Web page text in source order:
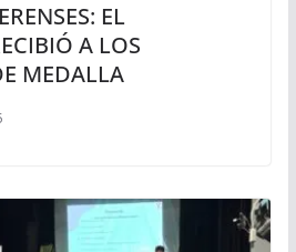
EL
A LOS
MEDALLA